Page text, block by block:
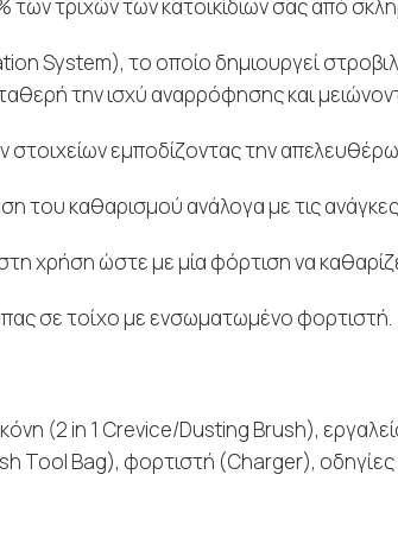
τριχών των κατοικίδιων σας από
System), το οποίο δημιουργεί
την ισχύ αναρρόφησης και
στοιχείων εμποδίζοντας την
του καθαρισμού ανάλογα με τις
χρήση ώστε με μία φόρτιση να
σε τοίχο με ενσωματωμένο φορτιστή.
(2 in 1 Crevice/Dusting Brush),
Tool Bag), φορτιστή (Charger),